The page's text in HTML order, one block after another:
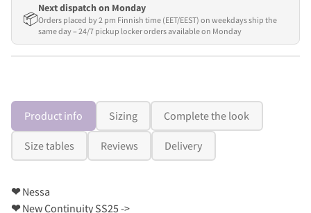
📦
Next dispatch on Monday
Orders placed by 2 pm Finnish time (EET/EEST) on weekdays ship the
same day – 24/7 pickup locker orders available on Monday
Product info Sizing Complete the look
Size tables Reviews Delivery
❤Nessa
❤New Continuity SS25 ->